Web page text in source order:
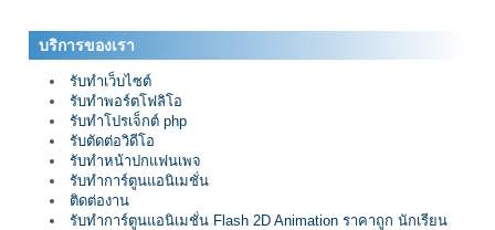
บริการของเรา
รับทำเว็บไซต์
รับทำพอร์ตโฟลิโอ
รับทำโปรเจ็กต์ php
รับตัดต่อวิดีโอ
รับทำหน้าปกแฟนเพจ
รับทำการ์ตูนแอนิเมชั่น
ติดต่องาน
รับทำการ์ตูนแอนิเมชั่น Flash 2D Animation ราคาถูก นักเรียน